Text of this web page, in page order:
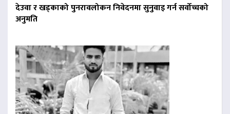
देउवा र खड्काको पुनरावलोकन निवेदनमा सुनुवाइ गर्न सर्वोच्चको
अनुमति